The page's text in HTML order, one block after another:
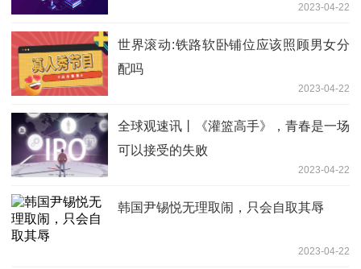
2023-04-22
世界滚动:铁路软卧铺位应该照顾男女分
配吗
2023-04-22
全球观速讯丨《灌篮高手》，青春是一场
可以接受的失败
2023-04-22
韩国尹锡悦无理取闹，只会自取其辱
2023-04-22